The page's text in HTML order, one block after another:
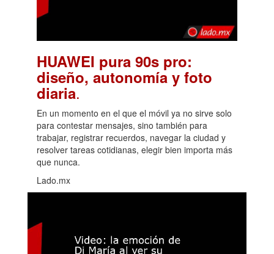
HUAWEI pura 90s pro:
diseño, autonomía y foto
diaria.
En un momento en el que el móvil ya no sirve solo
para contestar mensajes, sino también para
trabajar, registrar recuerdos, navegar la ciudad y
resolver tareas cotidianas, elegir bien importa más
que nunca.
Lado.mx